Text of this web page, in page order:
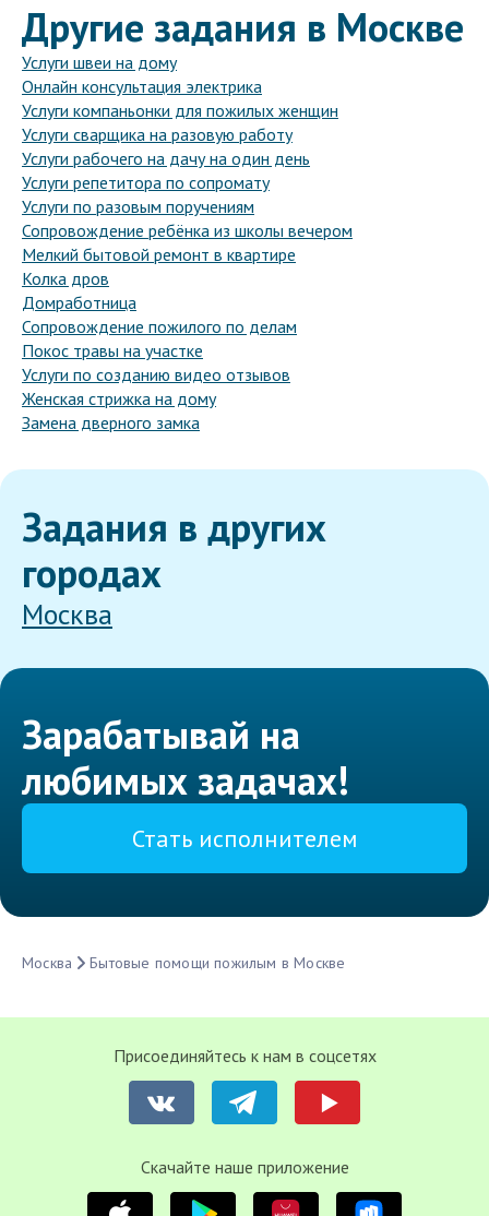
Другие задания в Москве
Услуги швеи на дому
Онлайн консультация электрика
Услуги компаньонки для пожилых женщин
Услуги сварщика на разовую работу
Услуги рабочего на дачу на один день
Услуги репетитора по сопромату
Услуги по разовым поручениям
Сопровождение ребёнка из школы вечером
Мелкий бытовой ремонт в квартире
Колка дров
Домработница
Сопровождение пожилого по делам
Покос травы на участке
Услуги по созданию видео отзывов
Женская стрижка на дому
Замена дверного замка
Задания в других
городах
Москва
Зарабатывай на
любимых задачах!
Стать исполнителем
Москва Бытовые помощи пожилым в Москве
Присоединяйтесь к нам в соцсетях
Cкачайте наше приложение